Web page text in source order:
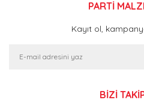
PARTİ
Kayıt ol,
BİZİ